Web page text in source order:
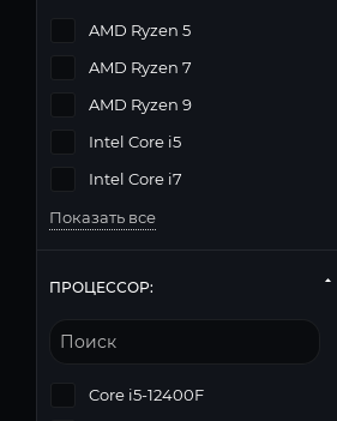
AMD Ryzen 5
AMD Ryzen 7
AMD Ryzen 9
Intel Core i5
Intel Core i7
Показать все
ПРОЦЕССОР:
Core i5-12400F